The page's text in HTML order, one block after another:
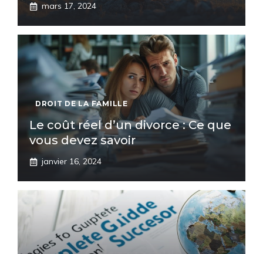
mars 17, 2024
DROIT DE LA FAMILLE
Le coût réel d’un divorce : Ce que
vous devez savoir
janvier 16, 2024